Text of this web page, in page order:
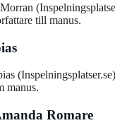
till manus.
manus.
Romare